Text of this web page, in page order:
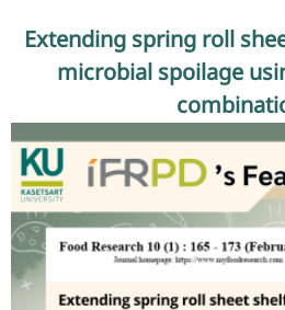
บุคลากรสถาบัน
รับข้อร้องเรียนและข้อเสนอแนะ
ระบบสารสนเทศ (ใน)
ติดต่อเรา
Extending spring roll
microbial spoilage